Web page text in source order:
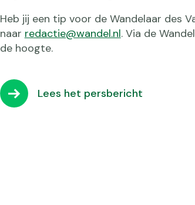
Heb jij een tip voor de Wandelaar des
naar redactie@wandel.nl. Via de
de hoogte.
Lees het persbericht